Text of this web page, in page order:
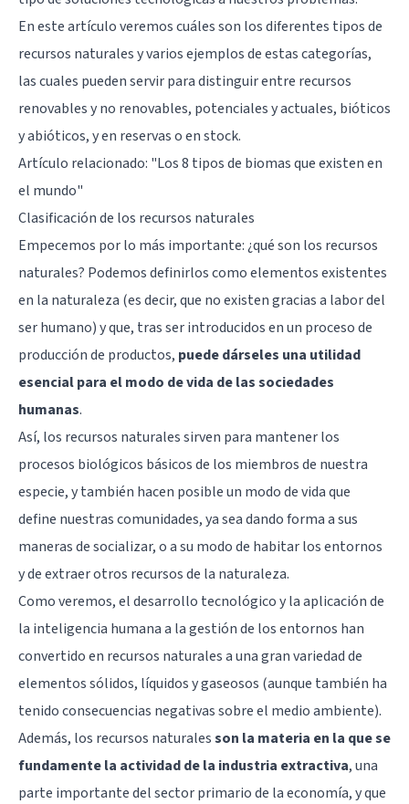
En este artículo veremos cuáles son los diferentes tipos de
recursos naturales y varios ejemplos de estas categorías,
las cuales pueden servir para distinguir entre recursos
renovables y no renovables, potenciales y actuales, bióticos
y abióticos, y en reservas o en stock.
Artículo relacionado: "Los 8 tipos de biomas que existen en
el mundo"
Clasificación de los recursos naturales
Empecemos por lo más importante: ¿qué son los recursos
naturales? Podemos definirlos como elementos existentes
en la naturaleza (es decir, que no existen gracias a labor del
ser humano) y que, tras ser introducidos en un proceso de
producción de productos, puede dárseles una utilidad
esencial para el modo de vida de las sociedades
humanas.
Así, los recursos naturales sirven para mantener los
procesos biológicos básicos de los miembros de nuestra
especie, y también hacen posible un modo de vida que
define nuestras comunidades, ya sea dando forma a sus
maneras de socializar, o a su modo de habitar los entornos
y de extraer otros recursos de la naturaleza.
Como veremos, el desarrollo tecnológico y la aplicación de
la inteligencia humana a la gestión de los entornos han
convertido en recursos naturales a una gran variedad de
elementos sólidos, líquidos y gaseosos (aunque también ha
tenido consecuencias negativas sobre el medio ambiente).
Además, los recursos naturalesson la materia en la que se
fundamente la actividad de la industria extractiva, una
parte importante del sector primario de la economía, y que